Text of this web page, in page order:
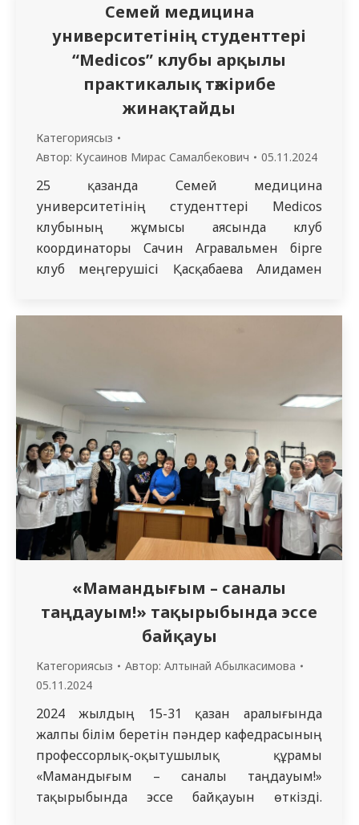
стационарлық педиатриялық көмектің
жағдайы». Кездесудің мақсаты:
мамандандырылған қызметтер мен
ресурстардың жетіспеушілігін қоса алғанда,
проблемаларды талқылау және шешу,
жақсарту, қызметкерлердің мәртебесі мен
ынтасын…
Семей медицина
университетінің студенттері
“Medicos” клубы арқылы
практикалық тәжірибе
жинақтайды
Категориясыз
Автор: Кусаинов Мирас Самалбекович 05.11.2024
25 қазанда Семей медицина
университетінің студенттері Medicos
клубының жұмысы аясында клуб
координаторы Сачин Агравальмен бірге
клуб меңгерушісі Қасқабаева Алидамен
неврологиялық тексеру және ЭКГ түсіру
техникасы көрсетілді. Сондай-ақ 30 қазан
күні клуб мүшесі Утамов Мохаммад
Юсуфпен бірге 2…
«Мамандығым – саналы
таңдауым!» тақырыбында эссе
байқауы
Категориясыз Автор: Алтынай Абылкасимова
05.11.2024
2024 жылдың 15-31 қазан аралығында
жалпы білім беретін пәндер кафедрасының
профессорлық-оқытушылық құрамы
«Мамандығым – саналы таңдауым!»
тақырыбында эссе байқауын өткізді.